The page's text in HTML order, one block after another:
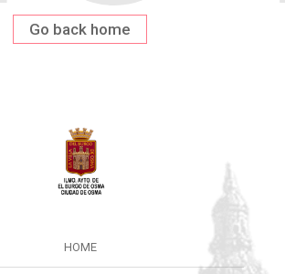
Go back home
HOME